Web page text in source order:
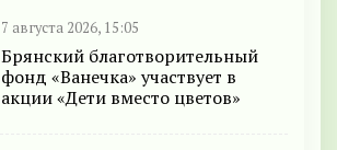
7 августа 2026, 15:05
Брянский благотворительный
фонд «Ванечка» участвует в
акции «Дети вместо цветов»